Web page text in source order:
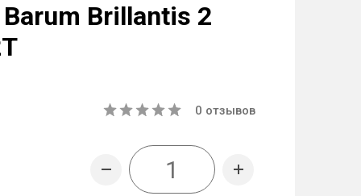
Brillantis 2
0 отзывов